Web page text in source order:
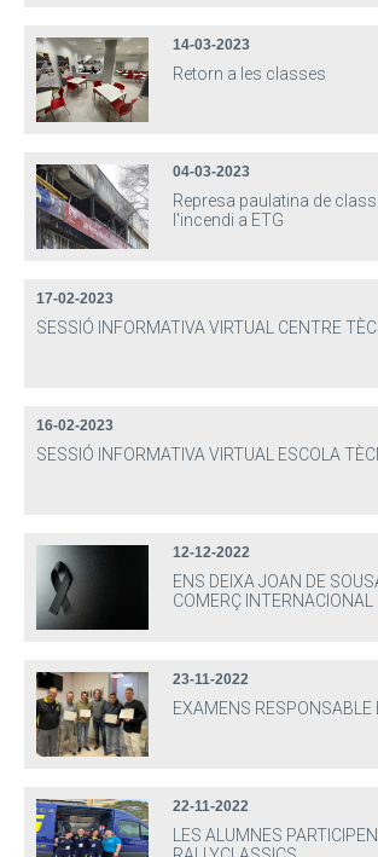
14-03-2023
Retorn a les classes
04-03-2023
Represa paulatina de
l'incendi a ETG
17-02-2023
SESSIÓ INFORMATIVA VIRTUAL CENTRE
16-02-2023
SESSIÓ INFORMATIVA VIRTUAL ESCOLA
12-12-2022
ENS DEIXA JOAN DE
COMERÇ INTERNACIONAL
23-11-2022
EXAMENS RESPONSABLE
22-11-2022
LES ALUMNES PARTICIPEN